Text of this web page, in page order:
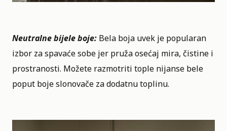
Neutralne bijele boje: Bela boja uvek je popularan
izbor za spavaće sobe jer pruža osećaj mira, čistine i
prostranosti. Možete razmotriti tople nijanse bele
poput boje slonovače ​​za dodatnu toplinu.